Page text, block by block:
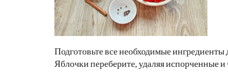
Подготовьте все необходимые
Яблочки переберите, удаляя испорченные